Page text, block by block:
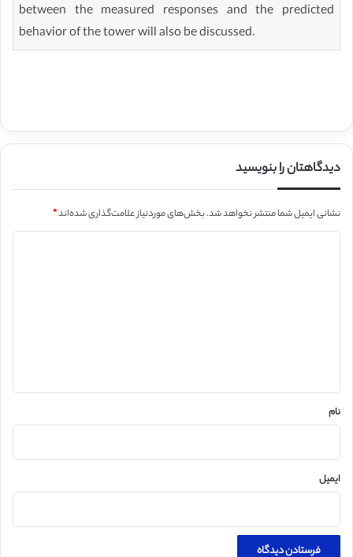
between the measured responses and the predicted
behavior of the tower will also be discussed.
دیدگاهتان را بنویسید
نشانی ایمیل شما منتشر نخواهد شد.بخش‌های موردنیاز علامت‌گذاری شده‌اند*
نام
ایمیل